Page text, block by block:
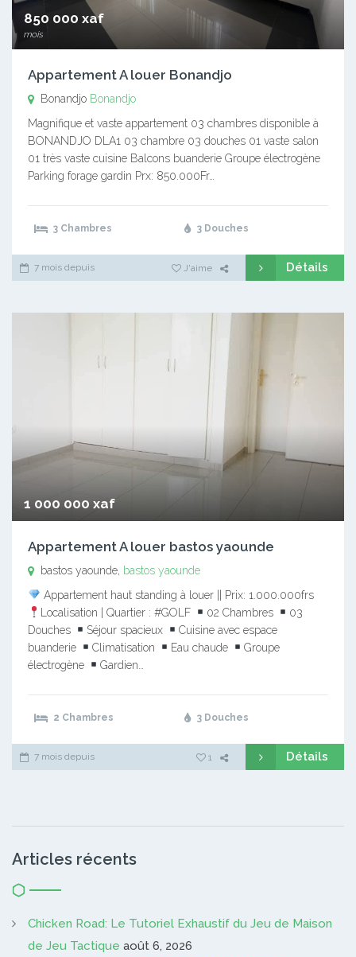
850 000 xaf
mois
Appartement A louer Bonandjo
Bonandjo Bonandjo
Magnifique et vaste appartement 03 chambres disponible à
BONANDJO DLA1 03 chambre 03 douches 01 vaste salon
01 très vaste cuisine Balcons buanderie Groupe électrogène
Parking forage gardin Prx: 850.000Fr…
3 Chambres 3 Douches
7 mois depuis J'aime Détails
1 000 000 xaf
Appartement A louer bastos yaounde
bastos yaounde, bastos yaounde
Appartement haut standing à louer || Prix: 1.000.000frs
Localisation | Quartier : #GOLF
02 Chambres
03
Douches
Séjour spacieux
Cuisine avec espace
buanderie
Climatisation Eau chaude
Groupe
électrogène
Gardien…
2 Chambres 3 Douches
7 mois depuis 1 Détails
Articles récents
Chicken Road: Le Tutoriel Exhaustif du Jeu de Maison
de Jeu Tactique août 6, 2026